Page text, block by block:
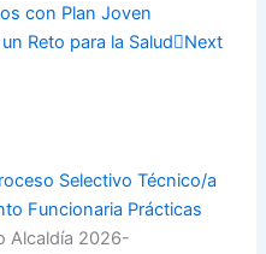
con Plan Joven
Reto para la Salud Next
Selectivo Técnico/a
Funcionaria Prácticas
Alcaldía 2026-